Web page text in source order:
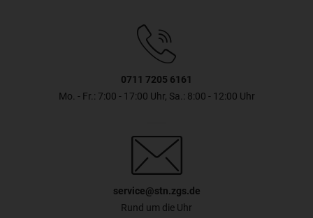
0711 7205 6161
Mo. - Fr.: 7:00 - 17:00 Uhr, Sa.: 8:00 - 12:00 Uhr
service@stn.zgs.de
Rund um die Uhr